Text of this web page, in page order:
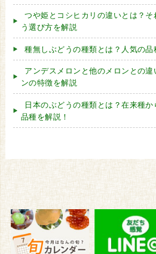
つや姫とコシヒカリの違いとは？
う選び方を解説
種無しぶどうの種類とは？人気の品
アンデスメロンと他のメロンとの
ンの特徴を解説
日本のぶどうの種類とは？在来種
品種を解説！